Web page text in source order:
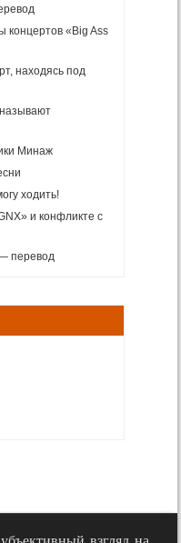
концертов «Big Ass
находясь под
называют
Минаж
ходить!
и конфликте с
перевод